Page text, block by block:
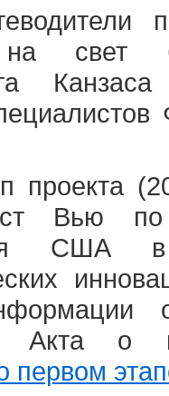
свет
проекта
Вью по
США
Акта о
первом